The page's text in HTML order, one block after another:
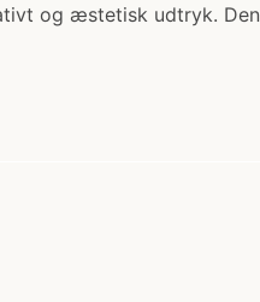
og æstetisk udtryk.